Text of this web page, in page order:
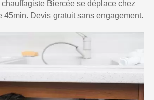
Biercée se déplace chez
45min. Devis gratuit sans engagement.